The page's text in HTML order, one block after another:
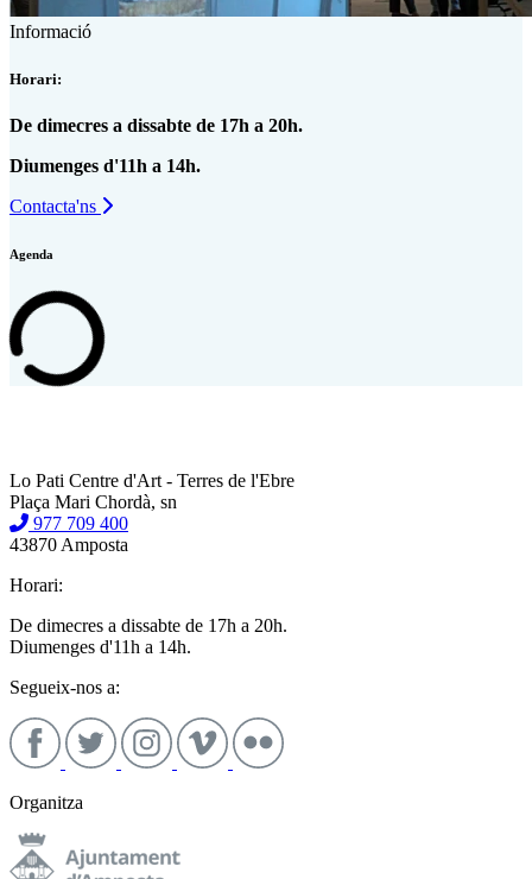
Informació
Horari:
De dimecres a dissabte de 17h a 20h.
Diumenges d'11h a 14h.
Contacta'ns
Agenda
Lo Pati Centre d'Art - Terres de l'Ebre
Plaça Mari Chordà, sn
977 709 400
43870 Amposta
Horari:
De dimecres a dissabte de 17h a 20h.
Diumenges d'11h a 14h.
Segueix-nos a:
Organitza